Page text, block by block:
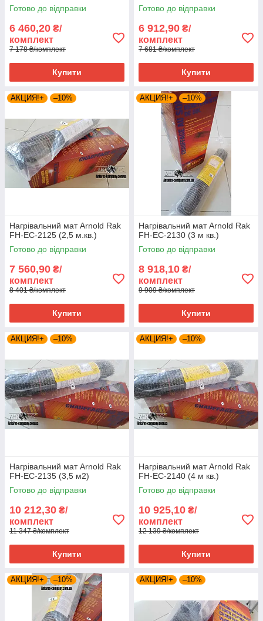
Готово до відправки
6 460,20 ₴/
комплект
7 178 ₴/комплект
Купити
Готово до відправки
6 912,90 ₴/
комплект
7 681 ₴/комплект
Купити
АКЦИЯ!+ –10%
Нагрівальний мат Arnold Rak
FH-EC-2125 (2,5 м.кв.)
Готово до відправки
7 560,90 ₴/
комплект
8 401 ₴/комплект
Купити
АКЦИЯ!+ –10%
Нагрівальний мат Arnold Rak
FH-EC-2130 (3 м кв.)
Готово до відправки
8 918,10 ₴/
комплект
9 909 ₴/комплект
Купити
АКЦИЯ!+ –10%
Нагрівальний мат Arnold Rak
FH-EC-2135 (3,5 м2)
Готово до відправки
10 212,30 ₴/
комплект
11 347 ₴/комплект
Купити
АКЦИЯ!+ –10%
Нагрівальний мат Arnold Rak
FH-EC-2140 (4 м кв.)
Готово до відправки
10 925,10 ₴/
комплект
12 139 ₴/комплект
Купити
АКЦИЯ!+ –10% АКЦИЯ!+ –10%